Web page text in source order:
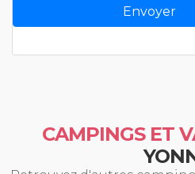
CAMPINGS ET